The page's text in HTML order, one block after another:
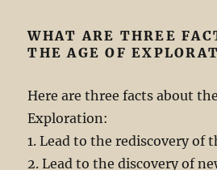
WHAT ARE THREE
THE AGE OF
Here are three facts about
Exploration:
1. Lead to the rediscovery of
2. Lead to the discovery of